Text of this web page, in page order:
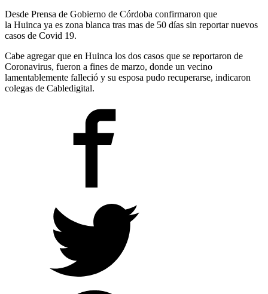
Desde Prensa de Gobierno de Córdoba confirmaron que
la Huinca ya es zona blanca tras mas de 50 días sin reportar nuevos
casos de Covid 19.
Cabe agregar que en Huinca los dos casos que se reportaron de
Coronavirus, fueron a fines de marzo, donde un vecino
lamentablemente falleció y su esposa pudo recuperarse, indicaron
colegas de Cabledigital.